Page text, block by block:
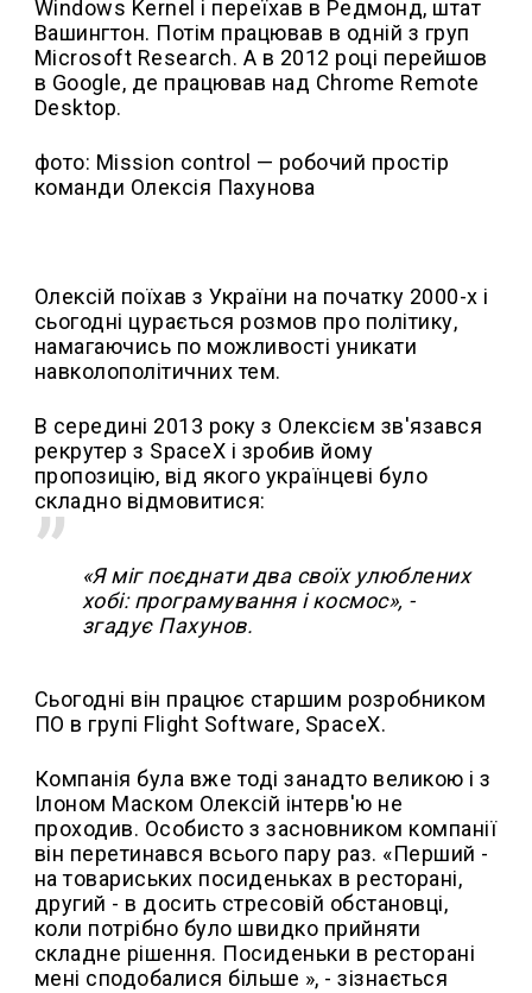
Windows Kernel і переїхав в Редмонд, штат
Вашингтон. Потім працював в одній з груп
Microsoft Research. А в 2012 році перейшов
в Google, де працював над Chrome Remote
Desktop.
фото: Mission control — робочий простір
команди Олексія Пахунова
Олексій поїхав з України на початку 2000-х і
сьогодні цурається розмов про політику,
намагаючись по можливості уникати
навколополітичних тем.
В середині 2013 року з Олексієм зв'язався
рекрутер з SpaceX і зробив йому
пропозицію, від якого українцеві було
складно відмовитися:
«Я міг поєднати два своїх улюблених
хобі: програмування і космос», -
згадує Пахунов.
Сьогодні він працює старшим розробником
ПО в групі Flight Software, SpaceX.
Компанія була вже тоді занадто великою і з
Ілоном Маском Олексій інтерв'ю не
проходив. Особисто з засновником компанії
він перетинався всього пару раз. «Перший -
на товариських посиденьках в ресторані,
другий - в досить стресовій обстановці,
коли потрібно було швидко прийняти
складне рішення. Посиденьки в ресторані
мені сподобалися більше », - зізнається